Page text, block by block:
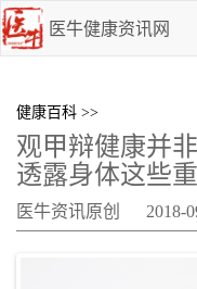
医牛健康资讯网
健康百科 >>
观甲辩健康并
透露身体这些
医牛资讯原创 2018-